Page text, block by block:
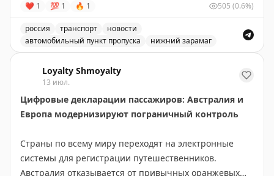
❤ 1 💯 1 🔥 1 505 (0.6%)
россия транспорт
новости
автомобильный пункт пропуска
нижний зарамаг
Loyalty Shmoyalty
13 июл.
Цифровые декларации пассажиров: Австралия и
Европа модернизируют пограничный контроль
Страны по всему миру переходят на электронные
системы для регистрации путешественников.
Австралия отказывается от привычных оранжевых